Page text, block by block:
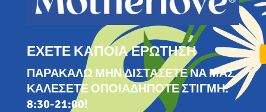
ΕΧΕΤΕ ΚΑΠΟΙΑ ΕΡΩΤΗΣΗ
ΠΑΡΑΚΑΛΩ ΜΗΝ ΔΙΣΤΑΣΕΤΕ ΝΑ ΜΑΣ
ΚΑΛΕΣΕΤΕ ΟΠΟΙΑΔΗΠΟΤΕ ΣΤΙΓΜΗ:
8:30-21:00!